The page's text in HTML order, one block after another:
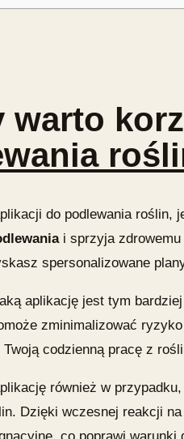
warto
do podlewania roślin,
i sprzyja zdrowemu
spersonalizowane
aplikację jest tym
zminimalizować
Twoją codzienną pracę z
również w
Dzięki wczesnej reakcji